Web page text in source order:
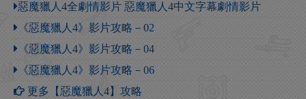
惡魔獵人4全劇情影片 惡魔獵人4中文字幕劇情影片
《惡魔獵人4》影片攻略－02
《惡魔獵人4》影片攻略－04
《惡魔獵人4》影片攻略－06
更多【惡魔獵人4】攻略